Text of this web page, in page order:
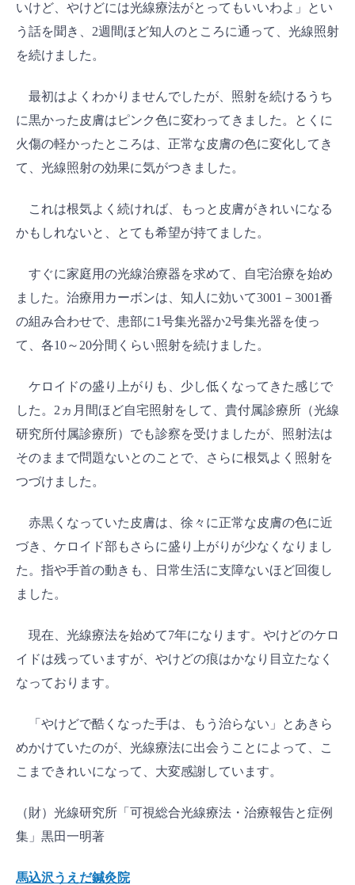
いけど、やけどには光線療法がとってもいいわよ」とい
う話を聞き、2週間ほど知人のところに通って、光線照射
を続けました。
最初はよくわかりませんでしたが、照射を続けるうち
に黒かった皮膚はピンク色に変わってきました。とくに
火傷の軽かったところは、正常な皮膚の色に変化してき
て、光線照射の効果に気がつきました。
これは根気よく続ければ、もっと皮膚がきれいになる
かもしれないと、とても希望が持てました。
すぐに家庭用の光線治療器を求めて、自宅治療を始め
ました。治療用カーボンは、知人に効いて3001－3001番
の組み合わせで、患部に1号集光器か2号集光器を使っ
て、各10～20分間くらい照射を続けました。
ケロイドの盛り上がりも、少し低くなってきた感じで
した。2ヵ月間ほど自宅照射をして、貴付属診療所（光線
研究所付属診療所）でも診察を受けましたが、照射法は
そのままで問題ないとのことで、さらに根気よく照射を
つづけました。
赤黒くなっていた皮膚は、徐々に正常な皮膚の色に近
づき、ケロイド部もさらに盛り上がりが少なくなりまし
た。指や手首の動きも、日常生活に支障ないほど回復し
ました。
現在、光線療法を始めて7年になります。やけどのケロ
イドは残っていますが、やけどの痕はかなり目立たなく
なっております。
「やけどで酷くなった手は、もう治らない」とあきら
めかけていたのが、光線療法に出会うことによって、こ
こまできれいになって、大変感謝しています。
（財）光線研究所「可視総合光線療法・治療報告と症例
集」黒田一明著
馬込沢うえだ鍼灸院